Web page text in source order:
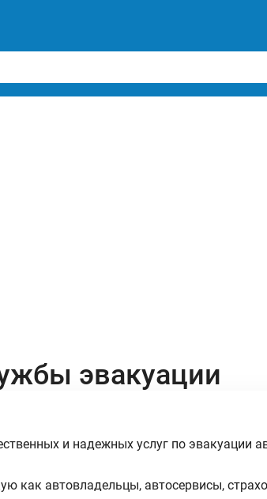
эвакуации
и надежных услуг по эвакуации
как автовладельцы, автосервисы,